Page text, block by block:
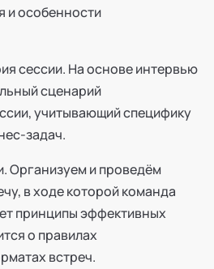
и особенности
сессии. На основе интервью
сценарий
учитывающий специфику
задач.
Организуем и проведём
в ходе которой команда
принципы эффективных
о правилах
встреч.